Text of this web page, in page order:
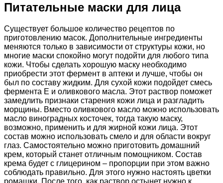
Питательные маски для лица
Существует большое количество рецептов по
приготовлению масок. Дополнительные ингредиенты
меняются только в зависимости от структуры кожи, но
многие маски спокойно могут подойти для любого типа
кожи. Чтобы сделать хорошую маску необходимо
приобрести этот фермент в аптеки и лучше, чтобы он
был по составу жидким. Для сухой кожи подойдет смесь
фермента Е и оливкового масла. Этот раствор поможет
замедлить признаки старения кожи лица и разгладить
морщины. Вместо оливкового масло можно использовать
масло виноградных косточек, тогда такую маску,
возможно, применить и для жирной кожи лица. Этот
состав можно использовать смело и для области вокруг
глаз. Самостоятельно можно приготовить домашний
крем, который станет отличным помощником. Состав
крема будет с глицерином – пропорции при этом важно
соблюдать правильно. Для этого нужно настоять цветки
ромашки. После того, как раствор остынет нужно к